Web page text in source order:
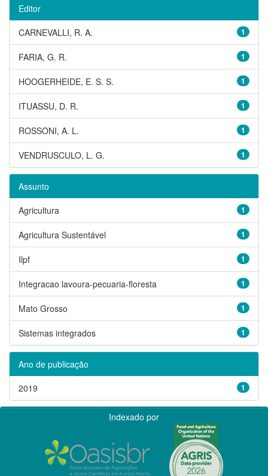
Editor
1
CARNEVALLI, R. A.
1
FARIA, G. R.
1
HOOGERHEIDE, E. S. S.
1
ITUASSU, D. R.
1
ROSSONI, A. L.
1
VENDRUSCULO, L. G.
Assunto
1
Agricultura
1
Agricultura Sustentável
1
Ilpf
1
Integracao lavoura-pecuaria-floresta
1
Mato Grosso
1
Sistemas integrados
Ano de publicação
1
2019
Indexado por